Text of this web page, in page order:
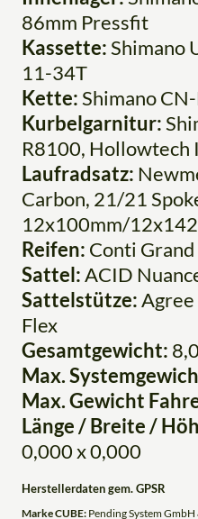
86mm Pressfit
Kassette:Shimano
11-34T
Kette:Shimano
Kurbelgarnitur:
R8100, Hollowtech
Laufradsatz:
Carbon, 21/21
12x100mm/
Reifen: Conti
Sattel:ACID
Sattelstütze:
Flex
Gesamtgewicht:
Max.
Max. Gewicht
Länge / Breite /
0,000 x 0,000
Herstellerdaten gem. GPSR
Marke CUBE: Pending System